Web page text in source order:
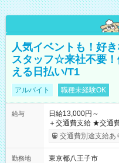
人気イベントも！好
スタッフ☆来社不要！
える日払い/T1
アルバイト 職種未経験OK
給与
日給13,000円～
＋交通費支給 ★交通費全額支給！ ┗案件により規定あり ★日払
いOK！（規定あり
ンビニATMから 日払い分を
交通費別途支給あ
勤務地
東京都八王子市